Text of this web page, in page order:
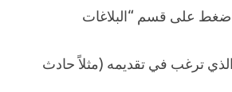
على قسم “البلاغات
الذي ترغب في تقديمه (مثلاً حادث